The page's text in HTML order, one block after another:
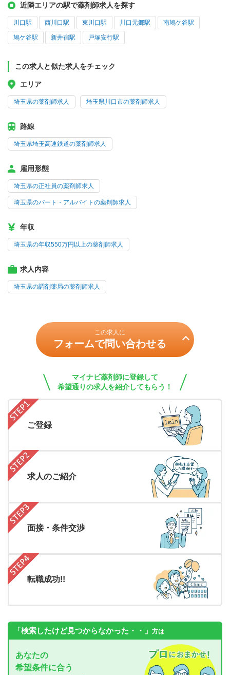
近隣エリアの駅で薬剤師求人を探す
川口駅 西川口駅 東川口駅 川口元郷駅 南鳩ケ谷駅
鳩ケ谷駅 新井宿駅 戸塚安行駅
この求人と似た求人をチェック
エリア
埼玉県の薬剤師求人 埼玉県川口市の薬剤師求人
路線
埼玉県埼玉高速鉄道の薬剤師求人
雇用形態
埼玉県の正社員の薬剤師求人
埼玉県のパート・アルバイトの薬剤師求人
年収
埼玉県の年収550万円以上の薬剤師求人
求人内容
埼玉県の調剤薬局の薬剤師求人
この求人に
フォームで問い合わせる
マイナビ薬剤師に登録して
希望通りの求人を紹介してもらう！
ご登録
求人のご紹介
面接・条件交渉
転職成功!!
「検索したけど見つからなかった・・」 方は
あなたの
希望条件に合う